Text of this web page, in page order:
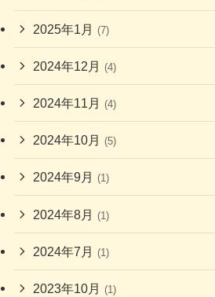
2025年1月 (7)
2024年12月 (4)
2024年11月 (4)
2024年10月 (5)
2024年9月 (1)
2024年8月 (1)
2024年7月 (1)
2023年10月 (1)